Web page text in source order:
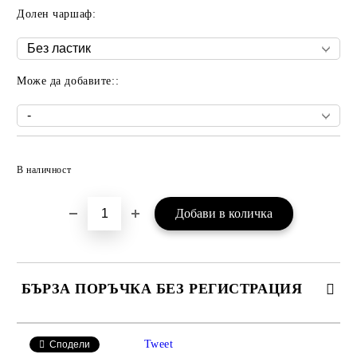
Долен чаршаф:
Може да добавите::
В наличност
БЪРЗА ПОРЪЧКА БЕЗ РЕГИСТРАЦИЯ
Сподели Tweet